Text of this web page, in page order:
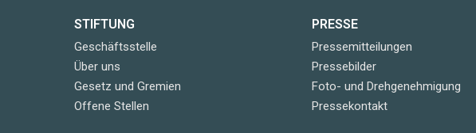
STIFTUNG
Geschäftsstelle
Über uns
Gesetz und Gremien
Offene Stellen
PRESSE
Pressemitteilungen
Pressebilder
Foto- und Drehgenehmigung
Pressekontakt